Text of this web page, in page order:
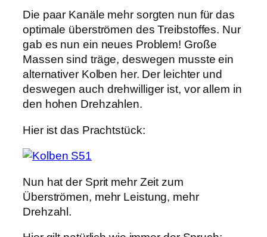
Die paar Kanäle mehr sorgten nun für das
optimale überströmen des Treibstoffes. Nur
gab es nun ein neues Problem! Große
Massen sind träge, deswegen musste ein
alternativer Kolben her. Der leichter und
deswegen auch drehwilliger ist, vor allem in
den hohen Drehzahlen.
Hier ist das Prachtstück:
Nun hat der Sprit mehr Zeit zum
Überströmen, mehr Leistung, mehr
Drehzahl.